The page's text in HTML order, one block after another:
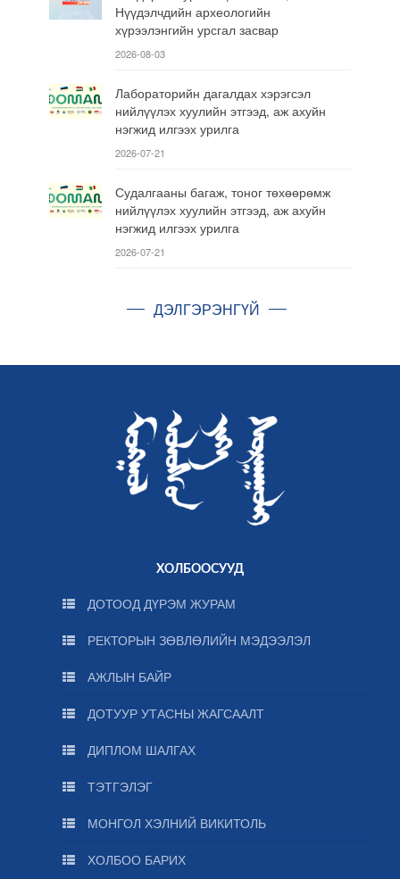
Нүүдэлчдийн археологийн
хүрээлэнгийн урсгал засвар
2026-08-03
Лабораторийн дагалдах хэрэгсэл
нийлүүлэх хуулийн этгээд, аж ахуйн
нэгжид илгээх урилга
2026-07-21
Судалгааны багаж, тоног төхөөрөмж
нийлүүлэх хуулийн этгээд, аж ахуйн
нэгжид илгээх урилга
2026-07-21
ДЭЛГЭРЭНГҮЙ
ХОЛБООСУУД
ДОТООД ДҮРЭМ ЖУРАМ
РЕКТОРЫН ЗӨВЛӨЛИЙН МЭДЭЭЛЭЛ
АЖЛЫН БАЙР
ДОТУУР УТАСНЫ ЖАГСААЛТ
ДИПЛОМ ШАЛГАХ
ТЭТГЭЛЭГ
МОНГОЛ ХЭЛНИЙ ВИКИТОЛЬ
ХОЛБОО БАРИХ